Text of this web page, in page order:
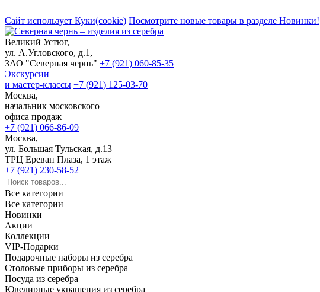
Сайт использует Куки(cookie) Посмотрите новые товары в разделе Новинки!
Великий Устюг,
ул. А.Угловского, д.1,
ЗАО "Северная чернь" +7 (921) 060-85-35
Экскурсии
и мастер-классы +7 (921) 125-03-70
Москва,
начальник московского
офиса продаж
+7 (921) 066-86-09
Москва,
ул. Большая Тульская, д.13
ТРЦ Ереван Плаза, 1 этаж
+7 (921) 230-58-52
Все категории
Все категории
Новинки
Акции
Коллекции
VIP-Подарки
Подарочные наборы из серебра
Столовые приборы из серебра
Посуда из серебра
Ювелирные украшения из серебра